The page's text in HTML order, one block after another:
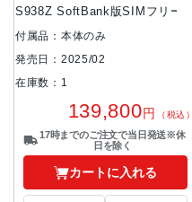
S938Z SoftBank版SIMフリー
付属品：本体のみ
発売日：2025/02
在庫数：1
139,800円 （税込）
17時までのご注文で当日発送※休
日を除く
カートに入れる